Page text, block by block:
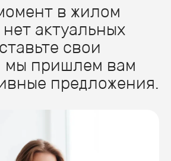
в жилом
актуальных
свои
мы пришлем вам
предложения.